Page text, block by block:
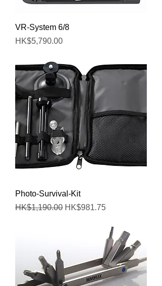
VR-System 6/8
價格
HK$5,790.00
Photo-Survival-Kit
一般價格
HK$1,190.00 促銷價格
HK$981.75